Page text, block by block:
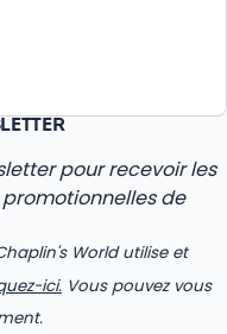
pour recevoir les
de
World utilise et
ici. Vous pouvez vous